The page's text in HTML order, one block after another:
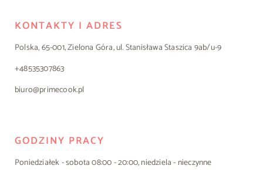
KONTAKTY I ADRES
Polska, 65-001, Zielona Góra, ul. Stanisława Staszica 9ab/u-9
+48535307863
biuro@primecook.pl
GODZINY PRACY
Poniedziałek - sobota 08:00 - 20:00, niedziela - nieczynne